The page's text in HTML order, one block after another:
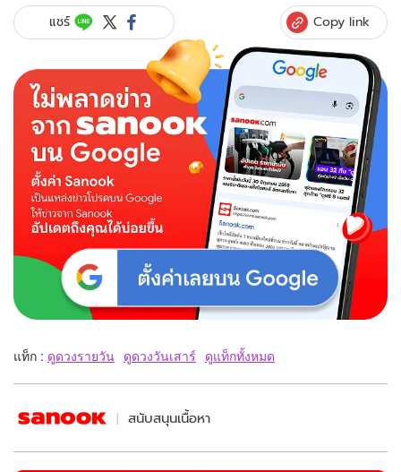
แชร์ Copy link
แท็ก : ดูดวงรายวัน ดูดวงวันเสาร์ ดูแท็กทั้งหมด
สนับสนุนเนื้อหา